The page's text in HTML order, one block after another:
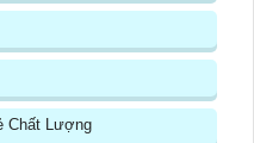
Chất Lượng